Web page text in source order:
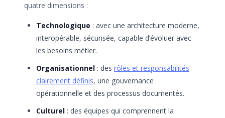
quatre dimensions :
Technologique : avec une architecture moderne,
interopérable, sécurisée, capable d’évoluer avec
les besoins métier.
Organisationnel : des rôles et responsabilités
clairement définis, une gouvernance
opérationnelle et des processus documentés.
Culturel : des équipes qui comprennent la